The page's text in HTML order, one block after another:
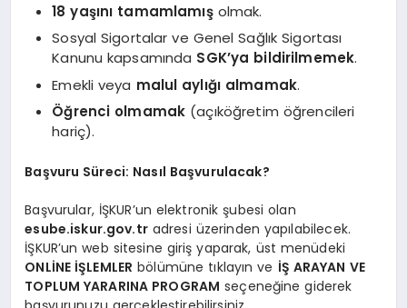
18 yaşını tamamlamışolmak.
Sosyal Sigortalar ve Genel Sağlık Sigortası
Kanunu kapsamında SGK’ya bildirilmemek.
Emekli veya malul aylığı almamak.
Öğrenci olmamak (açıköğretim öğrencileri
hariç).
Başvuru Süreci: Nasıl Başvurulacak?
Başvurular, İŞKUR’un elektronik şubesi olan
esube.iskur.gov.tradresi üzerinden yapılabilecek.
İŞKUR’un web sitesine giriş yaparak, üst menüdeki
ONLİNE İŞLEMLER bölümüne tıklayın ve İŞ ARAYAN VE
TOPLUM YARARINA PROGRAM seçeneğine giderek